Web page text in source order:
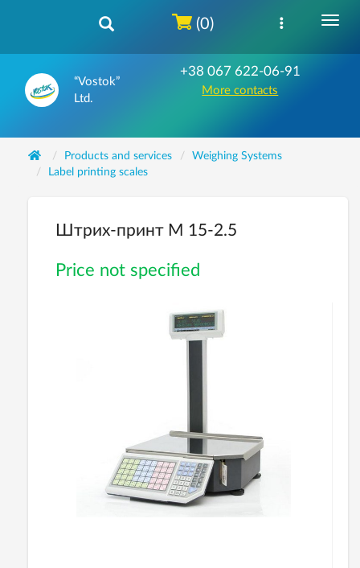
“Vostok”
Ltd.
+38 067 622-06-91
More contacts
(0)
Products and services
Weighing Systems
Label printing scales
Штрих-принт M 15-2.5
Price not specified